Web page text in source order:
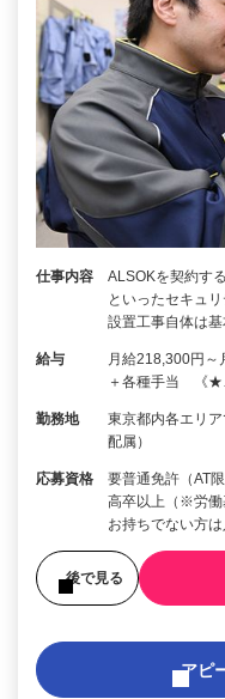
仕事内容
ALSOKを契約す
といったセキュ
設置工事自体は
給与
月給218,300円～
＋各種手当 《
勤務地
東京都内各エリ
配属）
応募資格
要普通免許（AT
高卒以上（※労働
お持ちでない方
後で見る
アピ